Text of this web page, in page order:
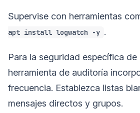
Supervise con herramientas
apt install logwatch -y .
Para la seguridad específica
herramienta de auditoría
frecuencia. Establezca listas
mensajes directos y grupos.